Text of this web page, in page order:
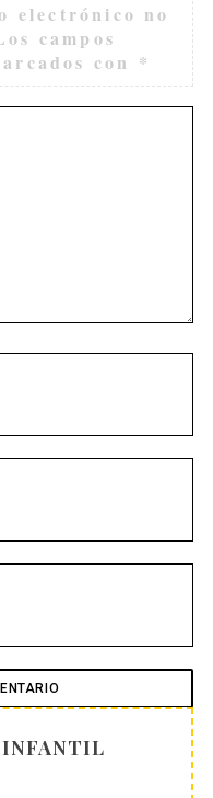
electrónico no
campos
con *
INFANTIL